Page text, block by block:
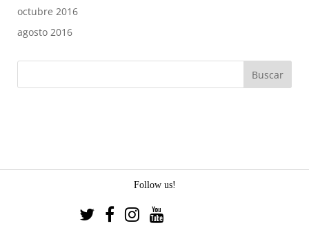
octubre 2016
agosto 2016
Follow us!